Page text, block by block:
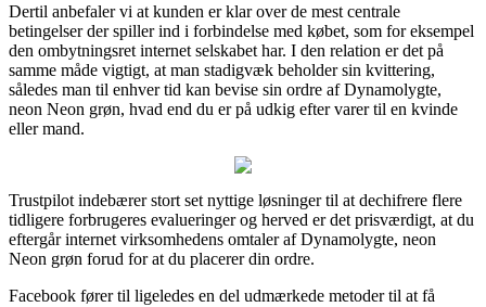
Dertil anbefaler vi at kunden er klar over de mest centrale
betingelser der spiller ind i forbindelse med købet, som for eksempel
den ombytningsret internet selskabet har. I den relation er det på
samme måde vigtigt, at man stadigvæk beholder sin kvittering,
således man til enhver tid kan bevise sin ordre af Dynamolygte,
neon Neon grøn, hvad end du er på udkig efter varer til en kvinde
eller mand.
Trustpilot indebærer stort set nyttige løsninger til at dechifrere flere
tidligere forbrugeres evalueringer og herved er det prisværdigt, at du
eftergår internet virksomhedens omtaler af Dynamolygte, neon
Neon grøn forud for at du placerer din ordre.
Facebook fører til ligeledes en del udmærkede metoder til at få